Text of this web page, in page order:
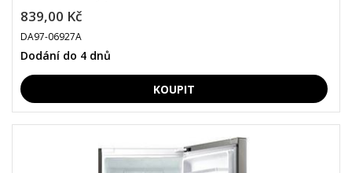
839,00 Kč
DA97-06927A
Dodání do 4 dnů